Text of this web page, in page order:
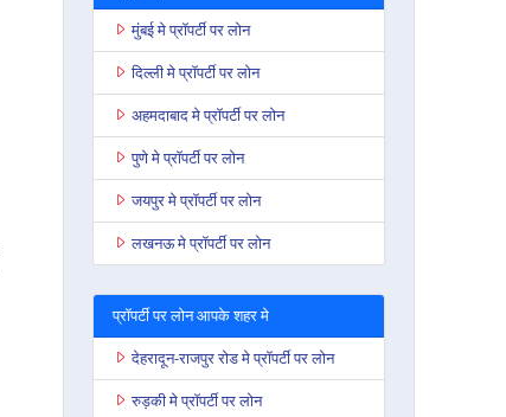
मुंबई मे प्रॉपर्टी पर लोन
दिल्ली मे प्रॉपर्टी पर लोन
अहमदाबाद मे प्रॉपर्टी पर लोन
पुणे मे प्रॉपर्टी पर लोन
जयपुर मे प्रॉपर्टी पर लोन
लखनऊ मे प्रॉपर्टी पर लोन
प्रॉपर्टी पर लोन आपके शहर मे
देहरादून-राजपुर रोड मे प्रॉपर्टी पर लोन
रुड़की मे प्रॉपर्टी पर लोन